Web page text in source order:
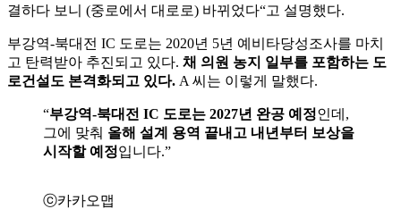
결하다 보니 (중로에서 대로로) 바뀌었다“고 설명했다.
부강역-북대전 IC 도로는 2020년 5년 예비타당성조사를 마치
고 탄력받아 추진되고 있다. 채 의원 농지 일부를 포함하는 도
로건설도 본격화되고 있다. A 씨는 이렇게 말했다.
“부강역-북대전 IC 도로는 2027년 완공 예정인데,
그에 맞춰 올해 설계 용역 끝내고 내년부터 보상을
시작할 예정입니다.”
ⓒ카카오맵